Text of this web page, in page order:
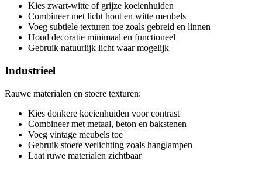
Kies zwart-witte of grijze koeienhuiden
Combineer met licht hout en witte meubels
Voeg subtiele texturen toe zoals gebreid en linnen
Houd decoratie minimaal en functioneel
Gebruik natuurlijk licht waar mogelijk
Industrieel
Rauwe materialen en stoere texturen:
Kies donkere koeienhuiden voor contrast
Combineer met metaal, beton en bakstenen
Voeg vintage meubels toe
Gebruik stoere verlichting zoals hanglampen
Laat ruwe materialen zichtbaar